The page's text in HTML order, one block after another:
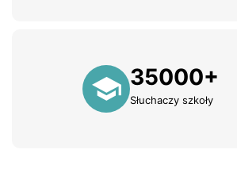
35000+
Słuchaczy szkoły